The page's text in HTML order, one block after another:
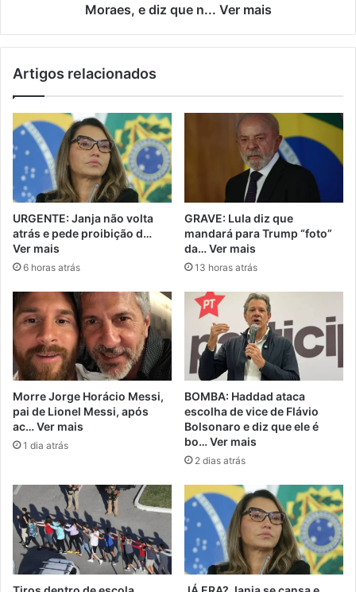
Moraes, e diz que n... Ver mais
Artigos relacionados
URGENTE: Janja não volta
atrás e pede proibição d…
Ver mais
6 horas atrás
GRAVE: Lula diz que
mandará para Trump “foto”
da… Ver mais
13 horas atrás
Morre Jorge Horácio Messi,
pai de Lionel Messi, após
ac… Ver mais
1 dia atrás
BOMBA: Haddad ataca
escolha de vice de Flávio
Bolsonaro e diz que ele é
bo… Ver mais
2 dias atrás